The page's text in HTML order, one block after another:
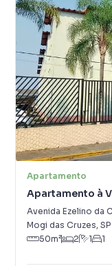
Apartamento
Apartamento à
Avenida Ezelino da
Mogi das Cruzes, SP
50m² 2 1 1